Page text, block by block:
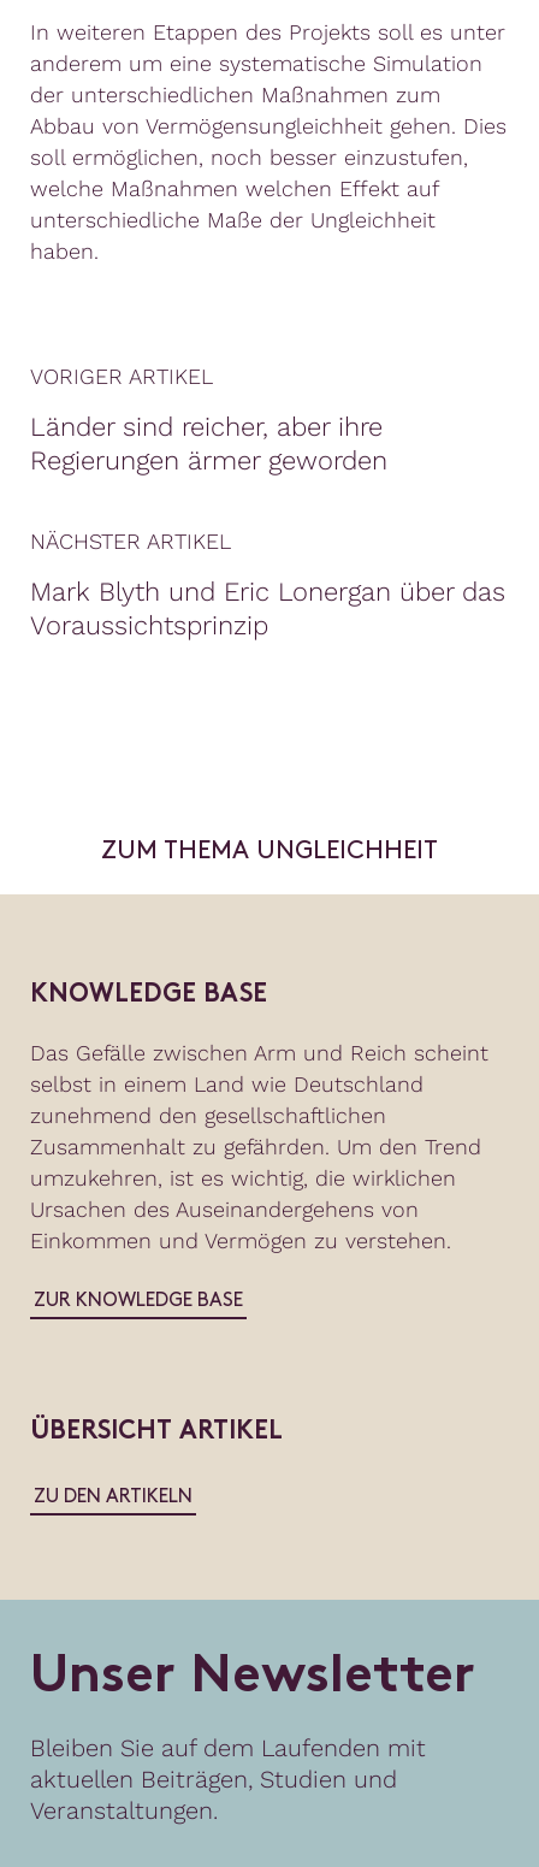
In weiteren Etappen des Projekts soll es unter
anderem um eine systematische Simulation
der unterschiedlichen Maßnahmen zum
Abbau von Vermögensungleichheit gehen. Dies
soll ermöglichen, noch besser einzustufen,
welche Maßnahmen welchen Effekt auf
unterschiedliche Maße der Ungleichheit
haben.
VORIGER ARTIKEL
Länder sind reicher, aber ihre
Regierungen ärmer geworden
NÄCHSTER ARTIKEL
Mark Blyth und Eric Lonergan über das
Voraussichtsprinzip
ZUM THEMA UNGLEICHHEIT
KNOWLEDGE BASE
Das Gefälle zwischen Arm und Reich scheint
selbst in einem Land wie Deutschland
zunehmend den gesellschaftlichen
Zusammenhalt zu gefährden. Um den Trend
umzukehren, ist es wichtig, die wirklichen
Ursachen des Auseinandergehens von
Einkommen und Vermögen zu verstehen.
ZUR KNOWLEDGE BASE
ÜBERSICHT ARTIKEL
ZU DEN ARTIKELN
Unser Newsletter
Bleiben Sie auf dem Laufenden mit
aktuellen Beiträgen, Studien und
Veranstaltungen.